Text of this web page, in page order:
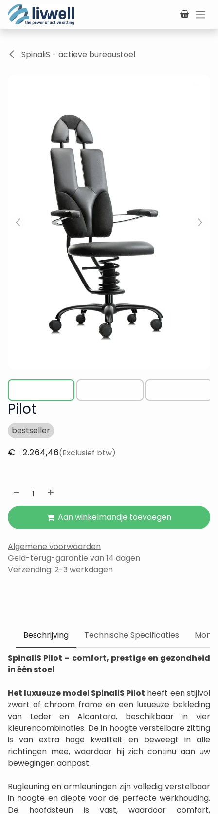
Overslaan naar inhoud
SpinaliS - actieve bureaustoel
Pilot
bestseller
€ 2.264,46(Exclusief btw)
Aan winkelmandje toevoegen
Algemene voorwaarden
Geld-terug-garantie van 14 dagen
Verzending: 2-3 werkdagen
Beschrijving Technische Specificaties
SpinaliS Pilot – comfort, prestige en gezondheid
in één stoel
Het luxueuze model SpinaliS Pilot heeft een stijlvol
zwart of chroom frame en een luxueuze bekleding
van Leder en Alcantara, beschikbaar in vier
kleurencombinaties. De in hoogte verstelbare zitting
is van extra hoge kwaliteit en beweegt in alle
richtingen mee, waardoor hij zich continu aan uw
bewegingen aanpast.
Rugleuning en armleuningen zijn volledig verstelbaar
in hoogte en diepte voor de perfecte werkhouding.
De hoofdsteun is vast, waardoor comfort,